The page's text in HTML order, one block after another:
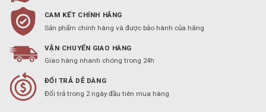
CAM KẾT CHÍNH HÃNG
Sản phẩm chính hàng và được bảo hành của hãng
VẬN CHUYỂN GIAO HÀNG
Giao hàng nhanh chóng trong 24h
ĐỔI TRẢ DỄ DÀNG
Đổi trả trong 2 ngày đầu tiên mua hàng